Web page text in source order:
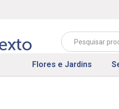
Flores e Jardins